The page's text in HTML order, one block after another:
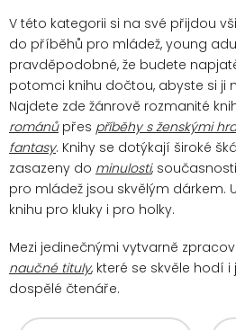
V této kategorii si na své přijdou
do příběhů pro mládež, young
pravděpodobné, že budete
potomci knihu dočtou, abyste si ji
Najdete zde žánrově rozmanité
románůpřes příběhy s ženskými
fantasy. Knihy se dotýkají široké
zasazeny do minulosti,
pro mládež jsou skvělým dárkem.
knihu pro kluky i pro holky.
Mezi jedinečnými vytvarně
naučné tituly, které se skvěle hodí
dospělé čtenáře.